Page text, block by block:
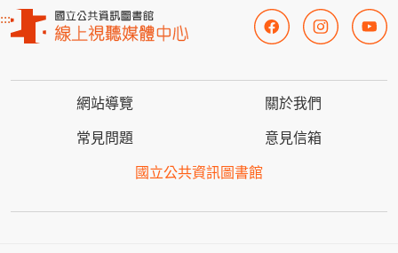
:::
網站導覽 關於我們
常見問題 意見信箱
國立公共資訊圖書館